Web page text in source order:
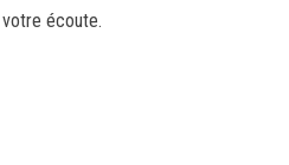
votre écoute.